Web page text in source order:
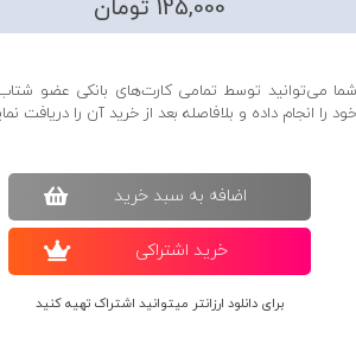
125,000 تومان
شما می‌توانید توسط تمامی کارت‌های بانکی عضو
خود را انجام داده و بلافاصله بعد از خرید آن را دریافت
اضافه به سبد خريد
خريد اشتراکی
برای دانلود ارزانتر میتوانید اشتراک تهیه کنید